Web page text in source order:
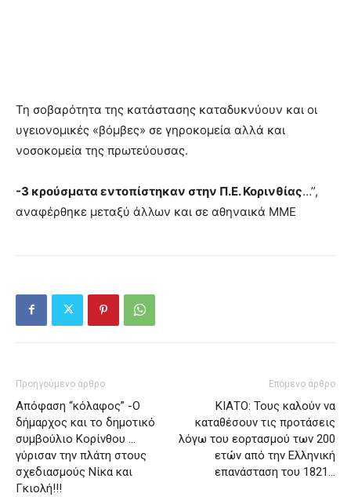
Τη σοβαρότητα της κατάστασης καταδυκνύουν και οι
υγειονομικές «βόμβες» σε γηροκομεία αλλά και
νοσοκομεία της πρωτεύουσας.
-3 κρούσματα εντοπίστηκαν στην Π.Ε. Κορινθίας…”,
αναφέρθηκε μεταξύ άλλων και σε αθηναικά ΜΜΕ
Προηγούμενο άρθρο
Απόφαση “κόλαφος” -Ο
δήμαρχος και το δημοτικό
συμβούλιο Κορίνθου …
γύρισαν την πλάτη στους
σχεδιασμούς Νίκα και
Γκιολή!!!
Επόμενο άρθρο
ΚΙΑΤΟ: Τους καλούν να
καταθέσουν τις προτάσεις
λόγω του εορτασμού των 200
ετών από την Ελληνική
επανάσταση του 1821…